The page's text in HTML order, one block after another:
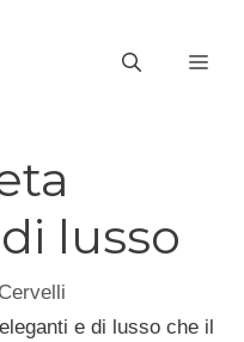
lusso
e di lusso che il